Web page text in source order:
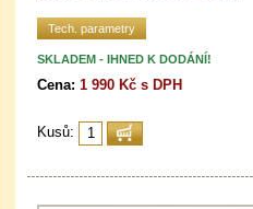
Tech. parametry
SKLADEM - IHNED K DODÁNÍ!
Cena: 1 990 Kč s DPH
Kusů: